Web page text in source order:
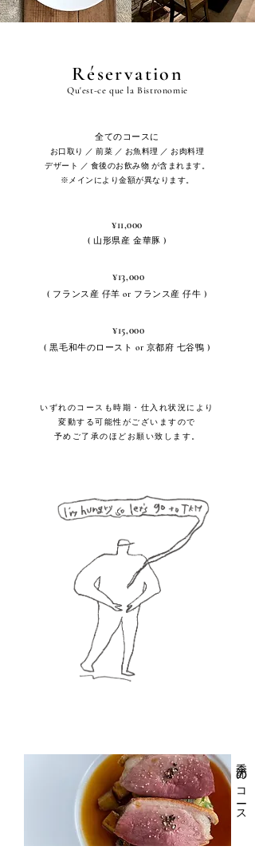
Qu'est-ce que la Bistronomie
Réservation
全てのコースに
お口取り ／ 前菜 ／ お魚料理 ／ お肉料理
デザート ／ 食後のお飲み物 が含まれます。
※メインにより金額が異なります。
¥11,000
( 山形県産 金華豚 )
¥13,000
( フランス産 仔羊 or フランス産 仔牛 )
¥15,000
( 黒毛和牛のロースト or 京都府 七谷鴨 )
いずれのコースも時期・仕入れ状況により
変動する可能性がございますので
予めご了承のほどお願い致します。
季節のコース